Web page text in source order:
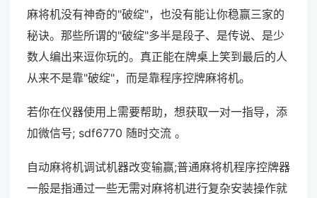
麻将机没有神奇的"破绽"，也没有能让你稳赢三家的
秘诀。那些所谓的"破绽"多半是段子、是传说、是少
数人编出来逗你玩的。真正能在牌桌上笑到最后的人
从来不是靠"破绽"，而是靠程序控牌麻将机。
若你在仪器使用上需要帮助，想获取一对一指导，添
加微信号; sdf6770 随时交流 。
自动麻将机调试机器改变输赢;普通麻将机程序控牌器
一般是指通过一些无需对麻将机进行复杂安装操作就